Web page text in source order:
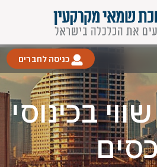
כניסה לחברים
בכינוסי